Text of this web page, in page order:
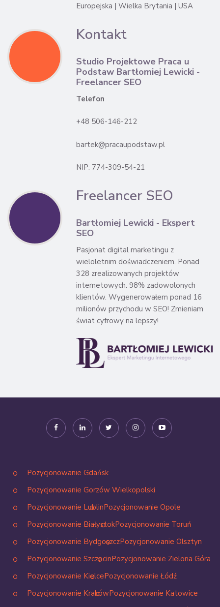
Europejska | Wielka Brytania | USA
Kontakt
Studio Projektowe Praca u
Podstaw Bartłomiej Lewicki -
Freelancer SEO
Telefon
+48 506-146-212
bartek@pracaupodstaw.pl
NIP: 774-309-54-21
Freelancer SEO
Bartłomiej Lewicki - Ekspert
SEO
Pasjonat digital marketingu z
wieloletnim doświadczeniem. Ponad
328 zrealizowanych projektów
internetowych. 98% zadowolonych
klientów. Wygenerowałem ponad 16
milionów przychodu w SEO! Zmieniam
świat cyfrowy na lepszy!
Pozycjonowanie Gdańsk
Pozycjonowanie Gorzów Wielkopolski
Pozycjonowanie LublinPozycjonowanie Opole
Pozycjonowanie BiałystokPozycjonowanie Toruń
Pozycjonowanie BydgoszczPozycjonowanie Olsztyn
Pozycjonowanie SzczecinPozycjonowanie Zielona Góra
Pozycjonowanie KielcePozycjonowanie Łódź
Pozycjonowanie KrakówPozycjonowanie Katowice